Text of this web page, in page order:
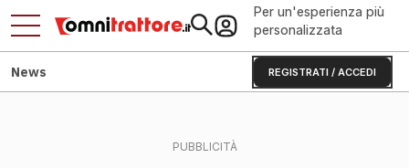
Per un'esperienza più
personalizzata
REGISTRATI / ACCEDI
News